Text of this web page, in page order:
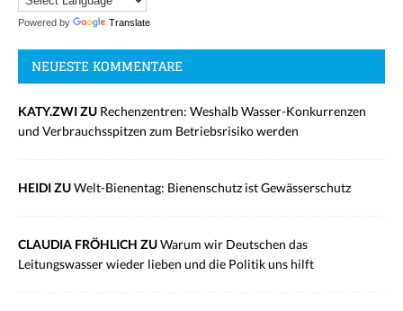
Powered by Translate
NEUESTE KOMMENTARE
KATY.ZWI ZU Rechenzentren: Weshalb Wasser-Konkurrenzen
und Verbrauchsspitzen zum Betriebsrisiko werden
HEIDI ZUWelt-Bienentag: Bienenschutz ist Gewässerschutz
CLAUDIA FRÖHLICH ZUWarum wir Deutschen das
Leitungswasser wieder lieben und die Politik uns hilft